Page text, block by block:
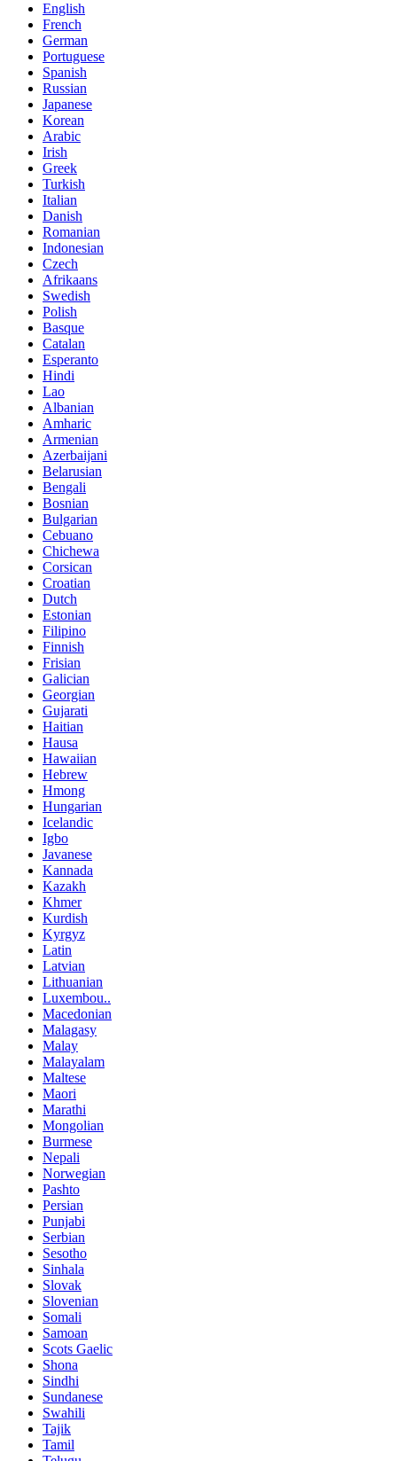
English
French
German
Portuguese
Spanish
Russian
Japanese
Korean
Arabic
Irish
Greek
Turkish
Italian
Danish
Romanian
Indonesian
Czech
Afrikaans
Swedish
Polish
Basque
Catalan
Esperanto
Hindi
Lao
Albanian
Amharic
Armenian
Azerbaijani
Belarusian
Bengali
Bosnian
Bulgarian
Cebuano
Chichewa
Corsican
Croatian
Dutch
Estonian
Filipino
Finnish
Frisian
Galician
Georgian
Gujarati
Haitian
Hausa
Hawaiian
Hebrew
Hmong
Hungarian
Icelandic
Igbo
Javanese
Kannada
Kazakh
Khmer
Kurdish
Kyrgyz
Latin
Latvian
Lithuanian
Luxembou..
Macedonian
Malagasy
Malay
Malayalam
Maltese
Maori
Marathi
Mongolian
Burmese
Nepali
Norwegian
Pashto
Persian
Punjabi
Serbian
Sesotho
Sinhala
Slovak
Slovenian
Somali
Samoan
Scots Gaelic
Shona
Sindhi
Sundanese
Swahili
Tajik
Tamil